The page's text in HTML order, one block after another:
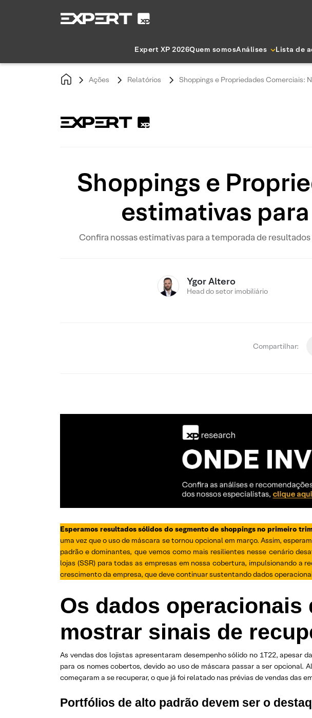
Expert XP 2026Quem somosAnálises Lista de
Ações Relatórios Shoppings e Propriedades Comerciais:
Shoppings e
estimativas
Confira nossas estimativas para a temporada de
Ygor Altero
Head do setor imobiliário
Compartilhar:
Esperamos resultados sólidos do segmento de shoppings no primeiro
uma vez que o uso de máscara se tornou opcional em março. Assim,
padrão e dominantes, que vemos como mais resilientes nesse cenário
lojas (SSR) para todas as empresas em nossa cobertura, impulsionando a
crescimento da empresa, que deve continuar sustentando dados
Os dados operacionais
mostrar sinais de
As vendas dos lojistas apresentaram desempenho sólido no 1T22, apesar
para os nomes cobertos, devido ao uso de máscara passar a ser
começaram a se recuperar, o que já foi relatado nas prévias de vendas das
Portfólios de alto padrão devem ser o